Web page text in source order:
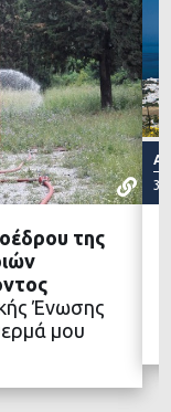
της
Ένωσης
μου
31